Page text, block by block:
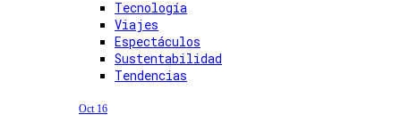
Tecnología
Viajes
Espectáculos
Sustentabilidad
Tendencias
Oct 16